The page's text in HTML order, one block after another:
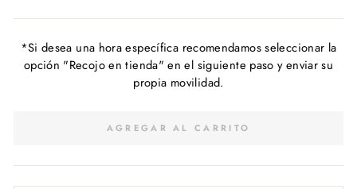
*Si desea una hora específica recomendamos seleccionar la
opción "Recojo en tienda" en el siguiente paso y enviar su
propia movilidad.
AGREGAR AL CARRITO